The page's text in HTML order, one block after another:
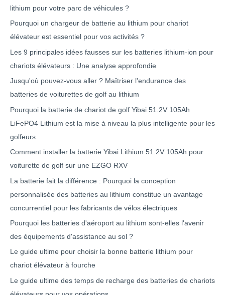
lithium pour votre parc de véhicules ?
Pourquoi un chargeur de batterie au lithium pour chariot
élévateur est essentiel pour vos activités ?
Les 9 principales idées fausses sur les batteries lithium-ion pour
chariots élévateurs : Une analyse approfondie
Jusqu'où pouvez-vous aller ? Maîtriser l'endurance des
batteries de voiturettes de golf au lithium
Pourquoi la batterie de chariot de golf Yibai 51.2V 105Ah
LiFePO4 Lithium est la mise à niveau la plus intelligente pour les
golfeurs.
Comment installer la batterie Yibai Lithium 51.2V 105Ah pour
voiturette de golf sur une EZGO RXV
La batterie fait la différence : Pourquoi la conception
personnalisée des batteries au lithium constitue un avantage
concurrentiel pour les fabricants de vélos électriques
Pourquoi les batteries d'aéroport au lithium sont-elles l'avenir
des équipements d'assistance au sol ?
Le guide ultime pour choisir la bonne batterie lithium pour
chariot élévateur à fourche
Le guide ultime des temps de recharge des batteries de chariots